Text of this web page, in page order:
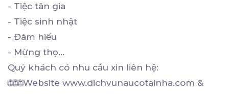
- Tiệc tân gia
- Tiệc sinh nhật
- Đám hiếu
- Mừng thọ...
Quý khách có nhu cầu xin liên hệ:
🌐🌐🌐Website www.dichvunaucotainha.com &